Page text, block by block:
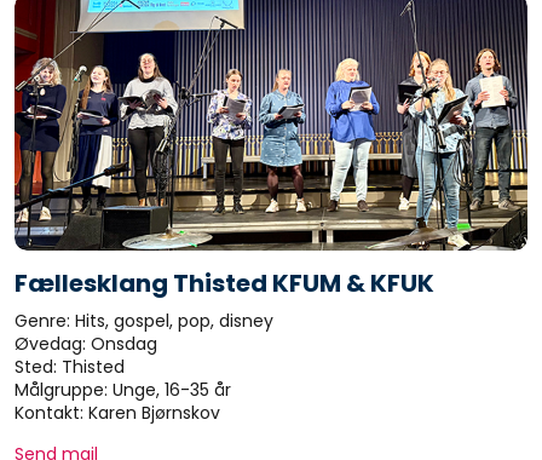
Fællesklang Thisted KFUM & KFUK
Genre: Hits, gospel, pop, disney
Øvedag: Onsdag
Sted: Thisted
Målgruppe: Unge, 16-35 år
Kontakt: Karen Bjørnskov
Send mail